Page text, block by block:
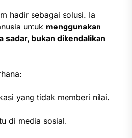
hadir sebagai solusi. Ia
untuk menggunakan
sadar, bukan dikendalikan
yang tidak memberi nilai.
di media sosial.